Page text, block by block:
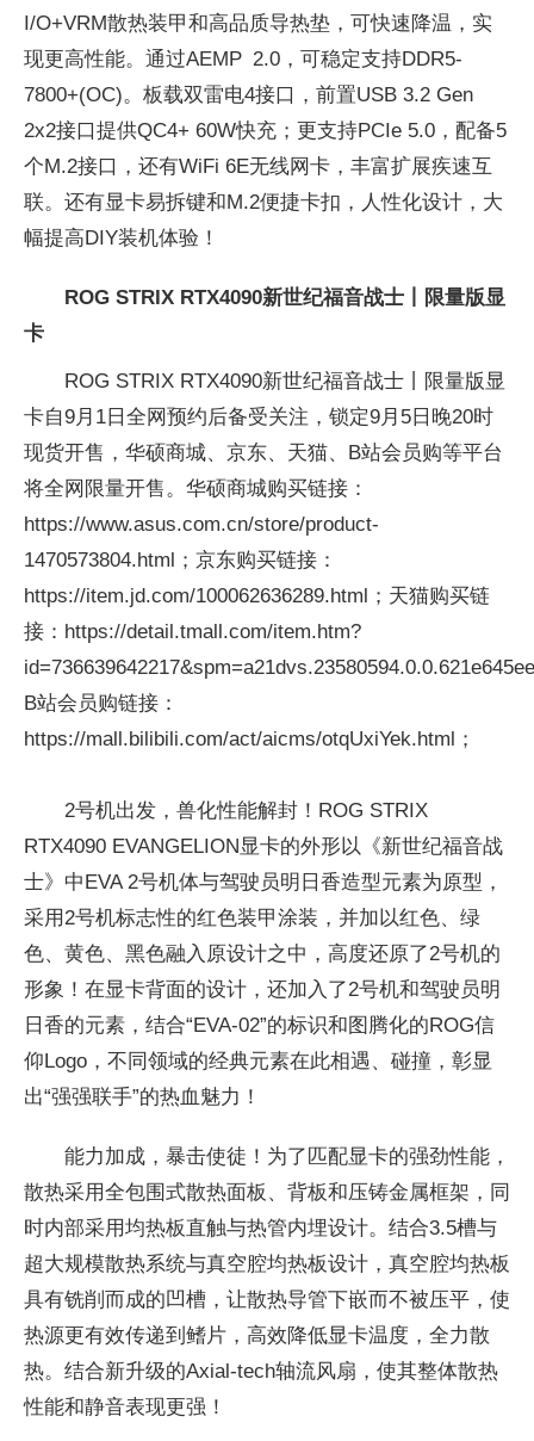
I/O+VRM散热装甲和高品质导热垫，可快速降温，实
现更高性能。通过AEMP 2.0，可稳定支持DDR5-
7800+(OC)。板载双雷电4接口，前置USB 3.2 Gen
2x2接口提供QC4+ 60W快充；更支持PCIe 5.0，配备5
个M.2接口，还有WiFi 6E无线网卡，丰富扩展疾速互
联。还有显卡易拆键和M.2便捷卡扣，人性化设计，大
幅提高DIY装机体验！
ROG STRIX RTX4090新世纪福音战士丨限量版显
卡
ROG STRIX RTX4090新世纪福音战士丨限量版显
卡自9月1日全网预约后备受关注，锁定9月5日晚20时
现货开售，华硕商城、京东、天猫、B站会员购等平台
将全网限量开售。华硕商城购买链接：
https://www.asus.com.cn/store/product-
1470573804.html；京东购买链接：
https://item.jd.com/100062636289.html；天猫购买链
接：https://detail.tmall.com/item.htm?
B站会员购链接：
https://mall.bilibili.com/act/aicms/otqUxiYek.html；
2号机出发，兽化性能解封！ROG STRIX
RTX4090 EVANGELION显卡的外形以《新世纪福音战
士》中EVA 2号机体与驾驶员明日香造型元素为原型，
采用2号机标志性的红色装甲涂装，并加以红色、绿
色、黄色、黑色融入原设计之中，高度还原了2号机的
形象！在显卡背面的设计，还加入了2号机和驾驶员明
日香的元素，结合“EVA-02”的标识和图腾化的ROG信
仰Logo，不同领域的经典元素在此相遇、碰撞，彰显
出“强强联手”的热血魅力！
能力加成，暴击使徒！为了匹配显卡的强劲性能，
散热采用全包围式散热面板、背板和压铸金属框架，同
时内部采用均热板直触与热管内埋设计。结合3.5槽与
超大规模散热系统与真空腔均热板设计，真空腔均热板
具有铣削而成的凹槽，让散热导管下嵌而不被压平，使
热源更有效传递到鳍片，高效降低显卡温度，全力散
热。结合新升级的Axial-tech轴流风扇，使其整体散热
性能和静音表现更强！